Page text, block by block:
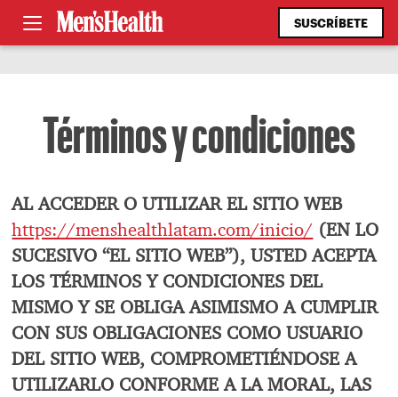
SUSCRÍBETE
Términos y condiciones
AL ACCEDER O UTILIZAR EL SITIO WEB
https://menshealthlatam.com/inicio/ (EN LO
SUCESIVO “EL SITIO WEB”), USTED ACEPTA
LOS TÉRMINOS Y CONDICIONES DEL
MISMO Y SE OBLIGA ASIMISMO A CUMPLIR
CON SUS OBLIGACIONES COMO USUARIO
DEL SITIO WEB, COMPROMETIÉNDOSE A
UTILIZARLO CONFORME A LA MORAL, LAS